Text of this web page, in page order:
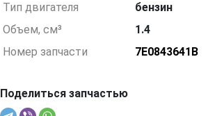
Тип двигателя
бензин
Объем, см³
1.4
Номер запчасти
7E0843641B
Поделиться запчастью